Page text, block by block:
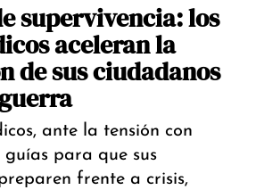
supervivencia: los
aceleran la
de sus ciudadanos
ante la tensión con
guías para que sus
frente a crisis,